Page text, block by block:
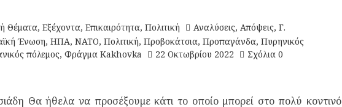
Θέματα, Εξέχοντα, Επικαιρότητα, Πολιτική Αναλύσεις, Απόψεις, Γ.
Ένωση, ΗΠΑ, ΝΑΤΟ, Πολιτική, Προβοκάτσια, Προπαγάνδα, Πυρηνικός
πόλεμος, Φράγμα Kakhovka 22 Οκτωβρίου 2022 Σχόλια 0
Θα ήθελα να προσέξουμε κάτι το οποίο μπορεί στο πολύ κοντινό